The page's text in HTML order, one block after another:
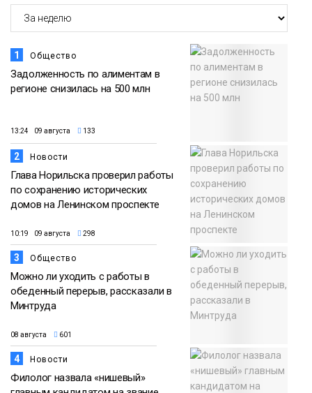
1 Общество
Задолженность по алиментам в
регионе снизилась на 500 млн
13:24 09 августа 133
2 Новости
Глава Норильска проверил работы
по сохранению исторических
домов на Ленинском проспекте
10:19 09 августа 298
3 Общество
Можно ли уходить с работы в
обеденный перерыв, рассказали в
Минтруда
08 августа 601
4 Новости
Филолог назвала «нишевый»